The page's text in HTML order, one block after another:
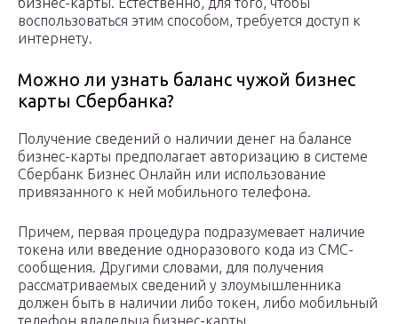
воспользоваться этим способом, требуется доступ к
интернету.
Можно ли узнать баланс чужой бизнес
карты Сбербанка?
Получение сведений о наличии денег на балансе
бизнес-карты предполагает авторизацию в системе
Сбербанк Бизнес Онлайн или использование
привязанного к ней мобильного телефона.
Причем, первая процедура подразумевает наличие
токена или введение одноразового кода из СМС-
сообщения. Другими словами, для получения
рассматриваемых сведений у злоумышленника
должен быть в наличии либо токен, либо мобильный
телефон владельца бизнес-карты.